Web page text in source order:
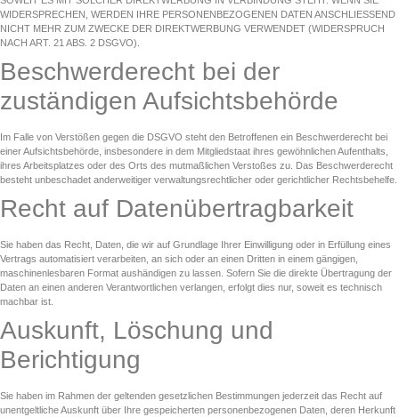
WIDERSPRECHEN, WERDEN IHRE PERSONENBEZOGENEN DATEN ANSCHLIESSEND
NICHT MEHR ZUM ZWECKE DER DIREKTWERBUNG VERWENDET (WIDERSPRUCH
NACH ART. 21 ABS. 2 DSGVO).
Beschwerde­recht bei der
zuständigen Aufsichts­behörde
Im Falle von Verstößen gegen die DSGVO steht den Betroffenen ein Beschwerderecht bei
einer Aufsichtsbehörde, insbesondere in dem Mitgliedstaat ihres gewöhnlichen Aufenthalts,
ihres Arbeitsplatzes oder des Orts des mutmaßlichen Verstoßes zu. Das Beschwerderecht
besteht unbeschadet anderweitiger verwaltungsrechtlicher oder gerichtlicher Rechtsbehelfe.
Recht auf Daten­übertrag­barkeit
Sie haben das Recht, Daten, die wir auf Grundlage Ihrer Einwilligung oder in Erfüllung eines
Vertrags automatisiert verarbeiten, an sich oder an einen Dritten in einem gängigen,
maschinenlesbaren Format aushändigen zu lassen. Sofern Sie die direkte Übertragung der
Daten an einen anderen Verantwortlichen verlangen, erfolgt dies nur, soweit es technisch
machbar ist.
Auskunft, Löschung und
Berichtigung
Sie haben im Rahmen der geltenden gesetzlichen Bestimmungen jederzeit das Recht auf
unentgeltliche Auskunft über Ihre gespeicherten personenbezogenen Daten, deren Herkunft